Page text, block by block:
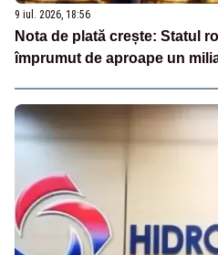
9 iul. 2026, 18:56
Nota de plată crește: Statul
împrumut de aproape un